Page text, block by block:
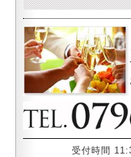
受付時間